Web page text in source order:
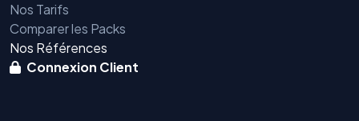
Nos Tarifs
Comparer les Packs
Nos Références
Connexion Client